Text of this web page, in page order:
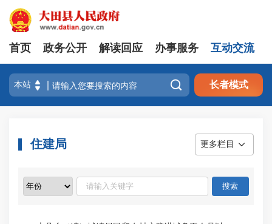
首页 政务公开 解读回应 办事服务 互动交流
 长者模式
住建局 更多栏目